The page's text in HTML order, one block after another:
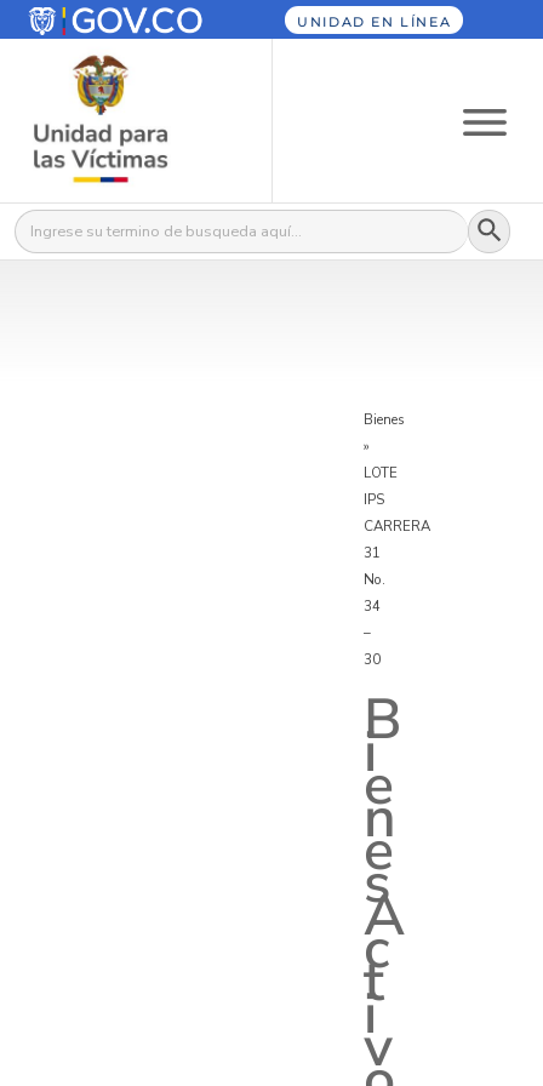
UNIDAD EN LÍNEA
Buscar: Botón
Bienes
»
LOTE
IPS
CARRERA
31
No.
34
–
30
B
i
e
n
e
s
A
c
t
i
v